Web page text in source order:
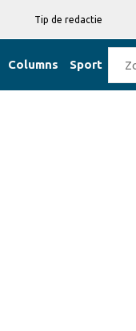
Tip de redactie
Columns Sport